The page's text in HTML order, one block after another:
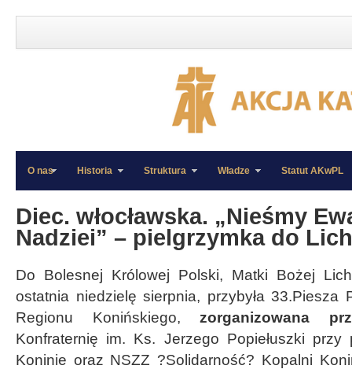
»
»
O nas Historia Struktura Władze Statut AKwPL
Diec. włocławska. „Nieśmy
Nadziei” – pielgrzymka do
Do Bolesnej Królowej Polski, Matki Bożej
ostatnia niedzielę sierpnia, przybyła 33.Piesza
Regionu Konińskiego,zorganizowana
Konfraternię im. Ks. Jerzego Popiełuszki
Koninie oraz NSZZ ?Solidarność? Kopalni